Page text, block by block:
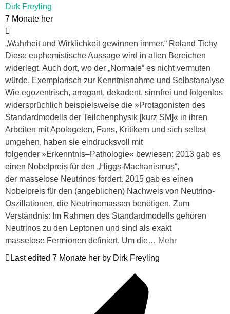
Dirk Freyling
7 Monate her
„Wahrheit und Wirklichkeit gewinnen immer.“ Roland Tichy
Diese euphemistische Aussage wird in allen Bereichen
widerlegt. Auch dort, wo der „Normale“ es nicht vermuten
würde. Exemplarisch zur Kenntnisnahme und Selbstanalyse
Wie egozentrisch, arrogant, dekadent, sinnfrei und folgenlos
widersprüchlich beispielsweise die »Protagonisten des
Standardmodells der Teilchenphysik [kurz SM]« in ihren
Arbeiten mit Apologeten, Fans, Kritikern und sich selbst
umgehen, haben sie eindrucksvoll mit
folgender »Erkenntnis–Pathologie« bewiesen: 2013 gab es
einen Nobelpreis für den „Higgs-Machanismus“,
der masselose Neutrinos fordert. 2015 gab es einen
Nobelpreis für den (angeblichen) Nachweis von Neutrino-
Oszillationen, die Neutrinomassen benötigen. Zum
Verständnis: Im Rahmen des Standardmodells gehören
Neutrinos zu den Leptonen und sind als exakt
masselose Fermionen definiert. Um die… Mehr
Last edited 7 Monate her by Dirk Freyling